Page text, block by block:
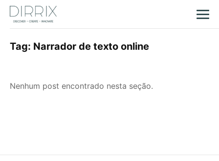
Tag: Narrador de texto online
Nenhum post encontrado nesta seção.